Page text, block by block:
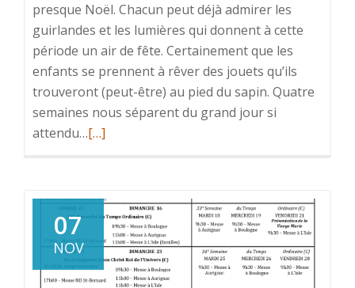
presque Noël. Chacun peut déjà admirer les
guirlandes et les lumières qui donnent à cette
période un air de fête. Certainement que les
enfants se prennent à rêver des jouets qu’ils
trouveront (peut-être) au pied du sapin. Quatre
semaines nous séparent du grand jour si
attendu…En
sur«
L’AVENT,
TEMPS
D’ATTENTE,
TEMPS
[…]
07
NOV